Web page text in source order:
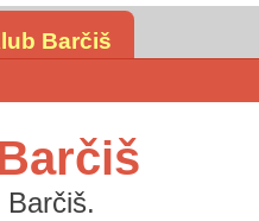
Barčiš